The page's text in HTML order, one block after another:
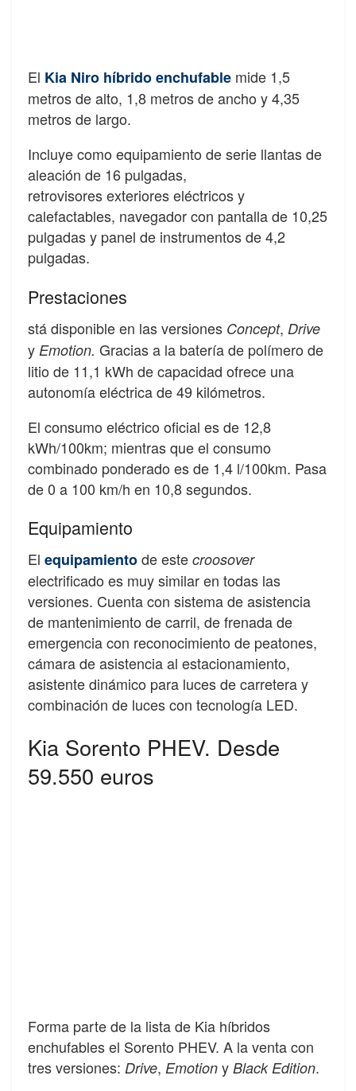
El Kia Niro híbrido enchufable mide 1,5
metros de alto, 1,8 metros de ancho y 4,35
metros de largo.
Incluye como equipamiento de serie llantas de
aleación de 16 pulgadas,
retrovisores exteriores eléctricos y
calefactables, navegador con pantalla de 10,25
pulgadas y panel de instrumentos de 4,2
pulgadas.
Prestaciones
stá disponible en las versiones Concept, Drive
y Emotion. Gracias a la batería de polímero de
litio de 11,1 kWh de capacidad ofrece una
autonomía eléctrica de 49 kilómetros.
El consumo eléctrico oficial es de 12,8
kWh/100km; mientras que el consumo
combinado ponderado es de 1,4 l/100km. Pasa
de 0 a 100 km/h en 10,8 segundos.
Equipamiento
El equipamientode este croosover
electrificado es muy similar en todas las
versiones. Cuenta con sistema de asistencia
de mantenimiento de carril, de frenada de
emergencia con reconocimiento de peatones,
cámara de asistencia al estacionamiento,
asistente dinámico para luces de carretera y
combinación de luces con tecnología LED.
Kia Sorento PHEV. Desde
59.550 euros
Forma parte de la lista de Kia híbridos
enchufables el Sorento PHEV. A la venta con
tres versiones: Drive, Emotion y Black Edition.